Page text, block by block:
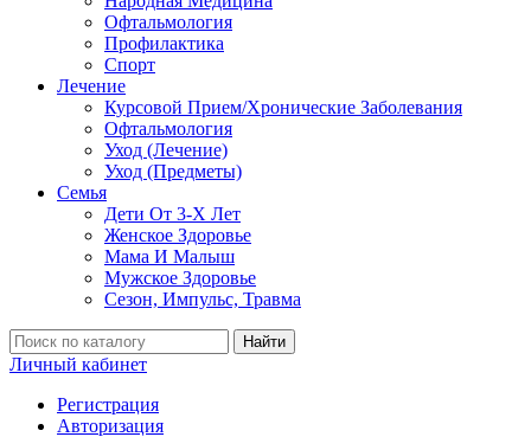
Офтальмология
Профилактика
Спорт
Лечение
Курсовой Прием/Хронические Заболевания
Офтальмология
Уход (Лечение)
Уход (Предметы)
Семья
Дети От 3-Х Лет
Женское Здоровье
Мама И Малыш
Мужское Здоровье
Сезон, Импульс, Травма
Найти
Личный кабинет
Регистрация
Авторизация